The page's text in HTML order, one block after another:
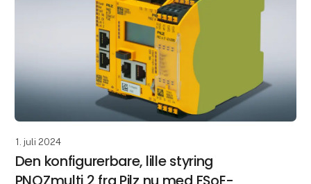
1. juli 2024
Den konfigurerbare, lille styring